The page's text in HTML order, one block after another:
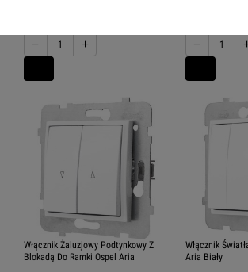
− + −
Włącznik Żaluzjowy Podtynkowy Z
Blokadą Do Ramki Ospel Aria
Włącznik
Aria Biały